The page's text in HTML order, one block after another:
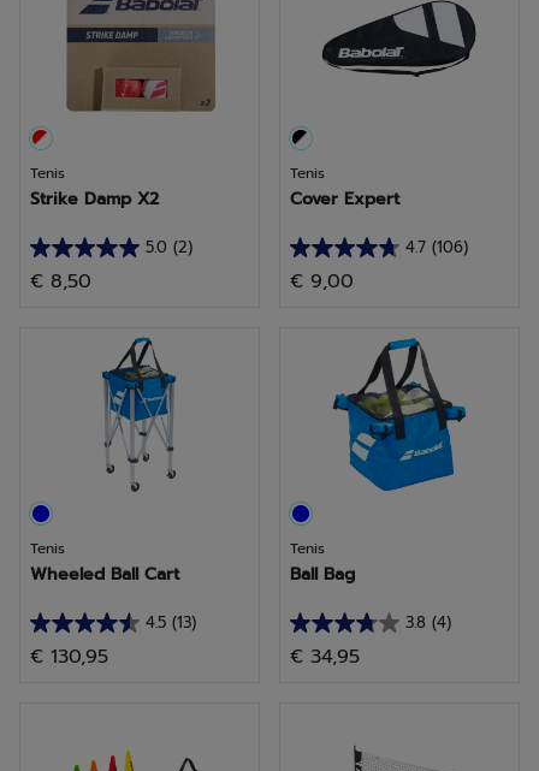
reseñas
reseña
Tenis
Strike Damp X2
5.0 (2)
5.0
de
€ 8,50
Tenis
Cover Expert
4.7 (106)
4.7
de
reseñas
€ 9,00
Tenis
Wheeled Ball Cart
4.5 (13)
4.5
de
€ 130,95
Tenis
Ball Bag
3.8 (4)
3.8
de
€ 34,95